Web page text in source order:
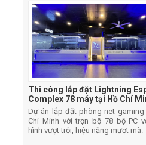
Thi công lắp đặt Lightning
Complex 78 máy tại Hồ Chí
Dự án lắp đặt phòng net gaming
Chí Minh với trọn bộ 78 bộ PC
hình vượt trội, hiệu năng mượt mà.